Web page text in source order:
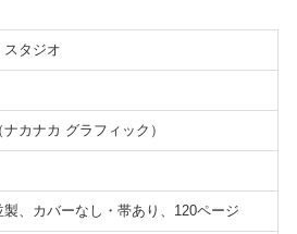
スタジオ
カナカ グラフィック）
製、カバーなし・帯あり、120ページ